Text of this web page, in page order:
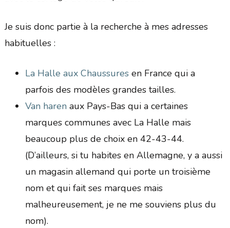
Je suis donc partie à la recherche à mes adresses
habituelles :
La Halle aux Chaussuresen France qui a
parfois des modèles grandes tailles.
Van harenaux Pays-Bas qui a certaines
marques communes avec La Halle mais
beaucoup plus de choix en 42-43-44.
(D’ailleurs, si tu habites en Allemagne, y a aussi
un magasin allemand qui porte un troisième
nom et qui fait ses marques mais
malheureusement, je ne me souviens plus du
nom).